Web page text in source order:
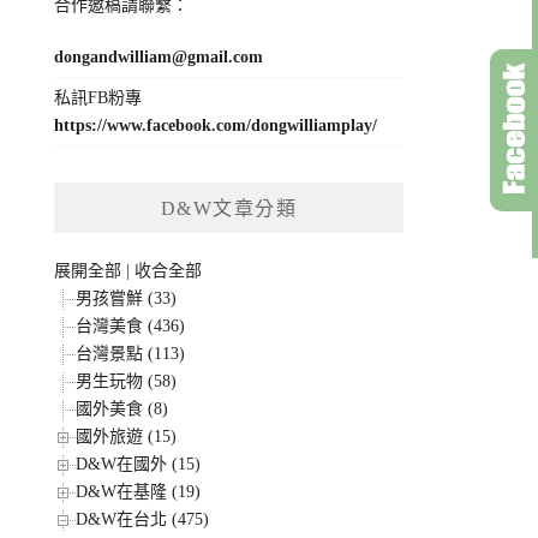
合作邀稿請聯繫：
dongandwilliam@gmail.com
私訊FB粉專
https://www.facebook.com/dongwilliamplay/
D&W文章分類
展開全部
收合全部
男孩嘗鮮 (33)
台灣美食 (436)
台灣景點 (113)
男生玩物 (58)
國外美食 (8)
國外旅遊 (15)
D&W在國外 (15)
D&W在基隆 (19)
D&W在台北 (475)